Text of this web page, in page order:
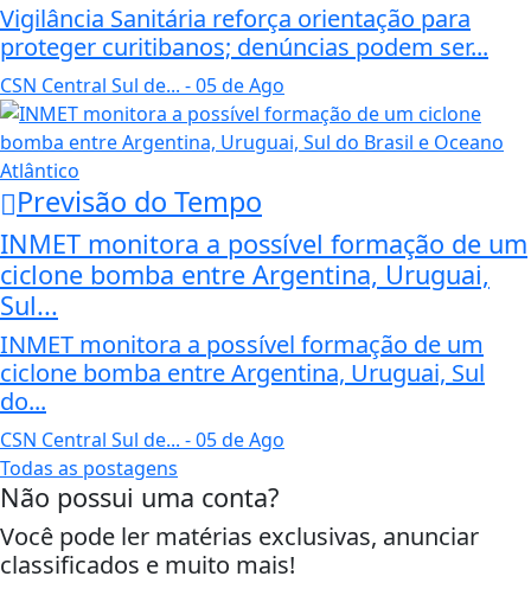
Vigilância Sanitária reforça orientação para
proteger curitibanos; denúncias podem ser...
CSN Central Sul de... - 05 de Ago
Previsão do Tempo
INMET monitora a possível formação de um
ciclone bomba entre Argentina, Uruguai,
Sul...
INMET monitora a possível formação de um
ciclone bomba entre Argentina, Uruguai, Sul
do...
CSN Central Sul de... - 05 de Ago
Todas as postagens
Não possui uma conta?
Você pode ler matérias exclusivas, anunciar
classificados e muito mais!